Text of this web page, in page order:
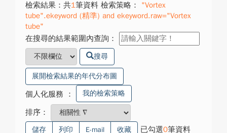
檢索結果：共1筆資料 檢索策略：
"Vortex
tube".ekeyword (精準) and ekeyword.raw="Vortex
tube"
在搜尋的結果範圍內查詢：
搜尋
展開檢索結果的年代分布圖
個人化服務 ： 我的檢索策略
排序：
儲存 列印 E-mail 收藏 已勾選0筆資料